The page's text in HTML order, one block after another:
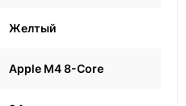
Желтый
Apple M4 8-Core